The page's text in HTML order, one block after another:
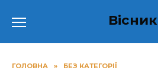
до
Вісник
ГОЛОВНА » БЕЗ КАТЕГОРІЇ